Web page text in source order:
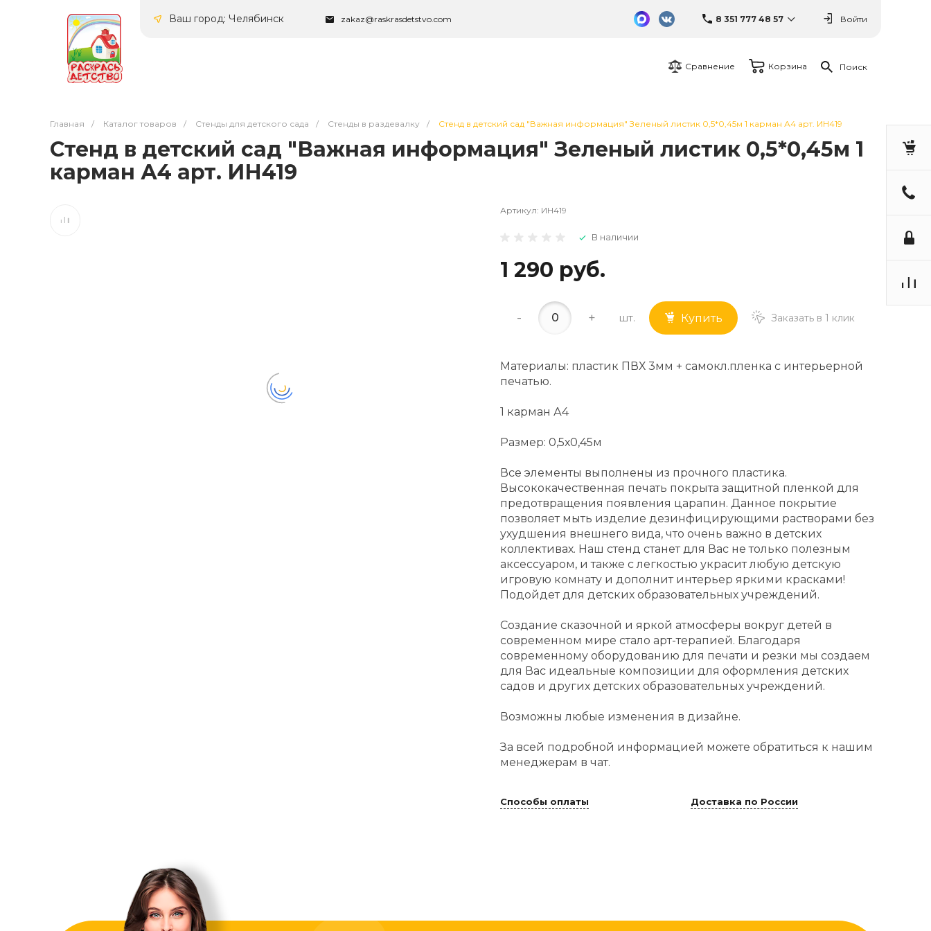
Ваш город: Челябинск zakaz@raskrasdetstvo.com 8 351 777 48 57 Войти
Сравнение Корзина Поиск
Главная / Каталог товаров / Стенды для детского сада / Стенды в раздевалку / Стенд в детский сад "Важная информация" Зеленый листик 0,5*0,45м 1 карман А4 арт. ИН419
Стенд в детский сад "Важная информация" Зеленый листик 0,5*0,45м 1
карман А4 арт. ИН419
Артикул: ИН419
В наличии
1 290 руб.
- + шт. Купить Заказать в 1 клик
Материалы: пластик ПВХ 3мм + самокл.пленка с интерьерной
печатью.
1 карман А4
Размер: 0,5х0,45м
Все элементы выполнены из прочного пластика.
Высококачественная печать покрыта защитной пленкой для
предотвращения появления царапин. Данное покрытие
позволяет мыть изделие дезинфицирующими растворами без
ухудшения внешнего вида, что очень важно в детских
коллективах. Наш стенд станет для Вас не только полезным
аксессуаром, и также с легкостью украсит любую детскую
игровую комнату и дополнит интерьер яркими красками!
Подойдет для детских образовательных учреждений.
Создание сказочной и яркой атмосферы вокруг детей в
современном мире стало арт-терапией. Благодаря
современному оборудованию для печати и резки мы создаем
для Вас идеальные композиции для оформления детских
садов и других детских образовательных учреждений.
Возможны любые изменения в дизайне.
За всей подробной информацией можете обратиться к нашим
менеджерам в чат.
Способы оплаты Доставка по России